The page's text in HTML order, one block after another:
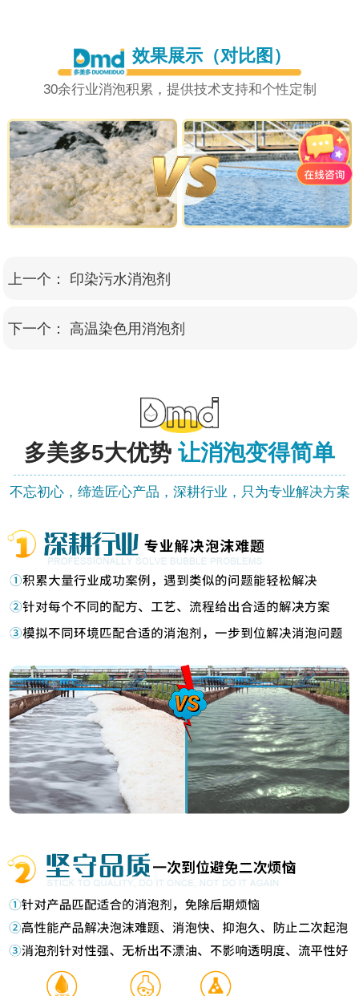
效果展示（对比图）
30余行业消泡积累，提供技术支持和个性定制
上一个： 印染污水消泡剂
下一个： 高温染色用消泡剂
多美多5大优势 让消泡变得简单
不忘初心，缔造匠心产品，深耕行业，只为专业解决方案